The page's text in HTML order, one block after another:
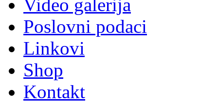
Video galerija
Poslovni podaci
Linkovi
Shop
Kontakt